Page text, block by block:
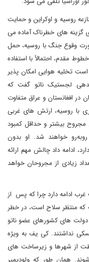
روسیه و اوکراین و حمایت
گزینه های خطرناک آماده می
وقوع جنگ با روسیه، حمل
مقدم، احتمالاً با استفاده
تخلیه هوایی امکان پذیر
لجستیک ناتو گفت که
در افغانستان و عراق متفاوت
با روسیه، ارتش های غربی
مجروح بیشتر و حداقل کمبود
خواهند شد. او بدون
ادامه داد چالش مهم ارائه
زیادی از مجروحان خواهد
غرب ادامه دارد چرا که پس از
که منتظر سلاح است، در خطر
دولت های کشورهای عضو ناتو
نداشتند. کی یف به ویژه
از شهرها و زیرساخت های
همان طور که ولودیمیر